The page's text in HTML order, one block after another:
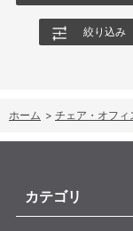
絞り込み
ホーム > チェア・オフィ
カテゴリ